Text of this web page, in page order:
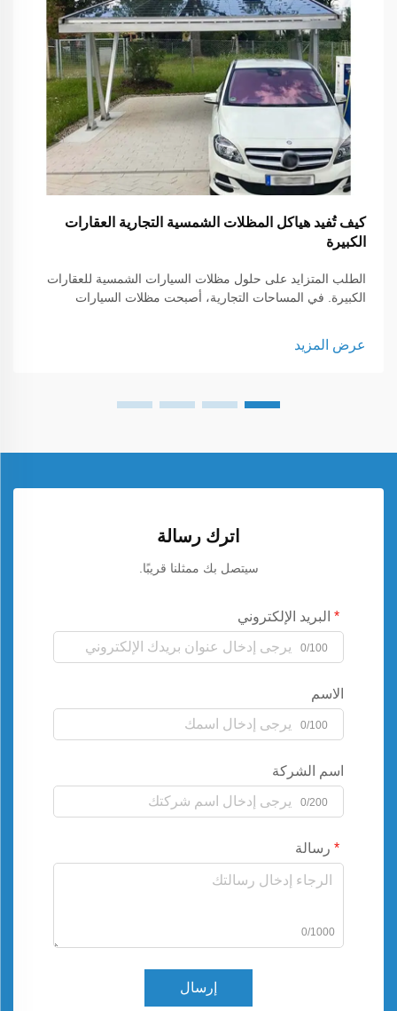
كيف تُفيد هياكل المظلات الشمسية التجارية العقارات
الكبيرة
الطلب المتزايد على حلول مظلات السيارات الشمسية للعقارات
الكبيرة. في المساحات التجارية، أصبحت مظلات السيارات
عرض المزيد
اترك رسالة
سيتصل بك ممثلنا قريبًا.
البريد الإلكتروني
0/100
الاسم
0/100
اسم الشركة
0/200
رسالة
0/1000
إرسال